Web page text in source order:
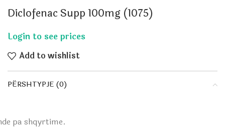
Diclofenac Supp 100mg (1075)
Add to wishlist
PËRSHTYPJE (0)
pa shqyrtime.